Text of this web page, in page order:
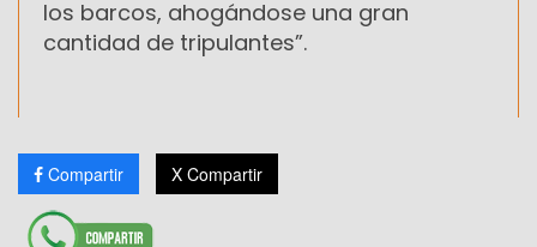
los barcos, ahogándose una gran
cantidad de tripulantes”.
Compartir X Compartir